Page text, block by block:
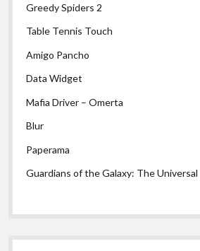
Greedy Spiders 2
Table Tennis Touch
Amigo Pancho
Data Widget
Mafia Driver – Omerta
Blur
Paperama
Guardians of the Galaxy: The